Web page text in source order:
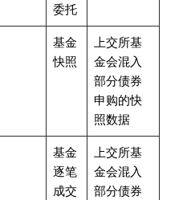
委托
基金
快照
上交所基
金会混入
部分债券
申购的快
照数据
基金
逐笔
成交
上交所基
金会混入
部分债券